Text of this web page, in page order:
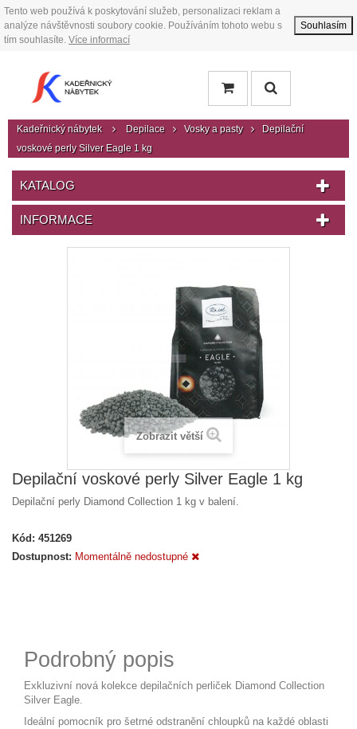
Tento web používá k poskytování služeb, personalizaci reklam a
analýze návštěvnosti soubory cookie. Používáním tohoto webu s
tím souhlasíte. Více informací
Souhlasím
Kadeřnický nábytek Depilace Vosky a pasty
Depilační
voskové perly Silver Eagle 1 kg
KATALOG
INFORMACE
Zobrazit větší
Depilační voskové perly Silver Eagle 1 kg
Depilační perly Diamond Collection 1 kg v balení.
Kód: 451269
Dostupnost: Momentálně nedostupné
Podrobný popis
Exkluzivní nová kolekce depilačních perliček Diamond Collection
Silver Eagle.
Ideální pomocník pro šetrné odstranění chloupků na každé oblasti